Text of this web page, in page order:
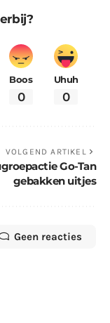
Boos
0
Uhuh
0
VOLGEND ARTIKEL
Go-Tan
gebakken uitjes
Geen reacties